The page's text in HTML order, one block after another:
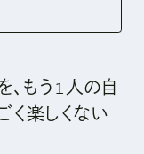
、もう1人の自
く楽しくない